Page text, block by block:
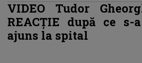
VIDEO Tudor
REACȚIE după ce
ajuns la spital